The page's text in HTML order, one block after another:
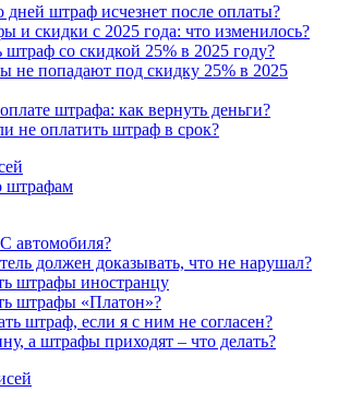
дней штраф исчезнет после оплаты?
и скидки с 2025 года: что изменилось?
штраф со скидкой 25% в 2025 году?
не попадают под скидку 25% в 2025
штрафа: как вернуть деньги?
не оплатить штраф в срок?
штрафам
автомобиля?
должен доказывать, что не нарушал?
штрафы иностранцу
штрафы «Платон»?
штраф, если я с ним не согласен?
а штрафы приходят – что делать?